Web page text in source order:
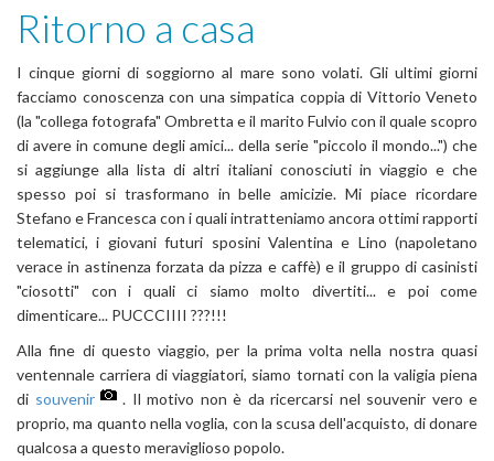
Ritorno a casa
I cinque giorni di soggiorno al mare sono volati. Gli ultimi giorni
facciamo conoscenza con una simpatica coppia di Vittorio Veneto
(la "collega fotografa" Ombretta e il marito Fulvio con il quale scopro
di avere in comune degli amici... della serie "piccolo il mondo...") che
si aggiunge alla lista di altri italiani conosciuti in viaggio e che
spesso poi si trasformano in belle amicizie. Mi piace ricordare
Stefano e Francesca con i quali intratteniamo ancora ottimi rapporti
telematici, i giovani futuri sposini Valentina e Lino (napoletano
verace in astinenza forzata da pizza e caffè) e il gruppo di casinisti
"ciosotti" con i quali ci siamo molto divertiti... e poi come
dimenticare... PUCCCIIII ???!!!
Alla fine di questo viaggio, per la prima volta nella nostra quasi
ventennale carriera di viaggiatori, siamo tornati con la valigia piena
di souvenir
. Il motivo non è da ricercarsi nel souvenir vero e
proprio, ma quanto nella voglia, con la scusa dell'acquisto, di donare
qualcosa a questo meraviglioso popolo.